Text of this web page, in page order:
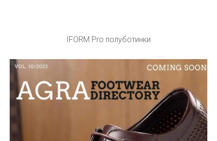
IFORM Pro полуботинки